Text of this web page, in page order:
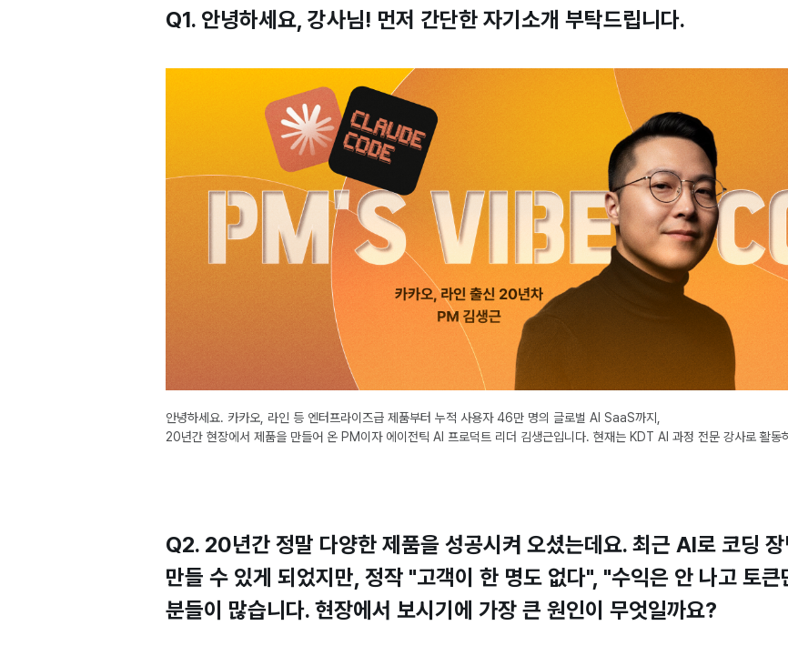
Q1. 안녕하세요, 강사님! 먼저 간단한 자기소개 부탁드립니다.
안녕하세요. 카카오, 라인 등 엔터프라이즈급 제품부터 누적 사용자 46만 명의 글로벌 AI SaaS까지,
20년간 현장에서 제품을 만들어 온 PM이자 에이전틱 AI 프로덕트 리더 김생근입니다. 현재는 KDT AI 과정 전문 강사로 활동
Q2. 20년간 정말 다양한 제품을 성공시켜 오셨는데요. 최근 AI로 코딩
만들 수 있게 되었지만, 정작 "고객이 한 명도 없다", "수익은 안 나고 토
분들이 많습니다. 현장에서 보시기에 가장 큰 원인이 무엇일까요?